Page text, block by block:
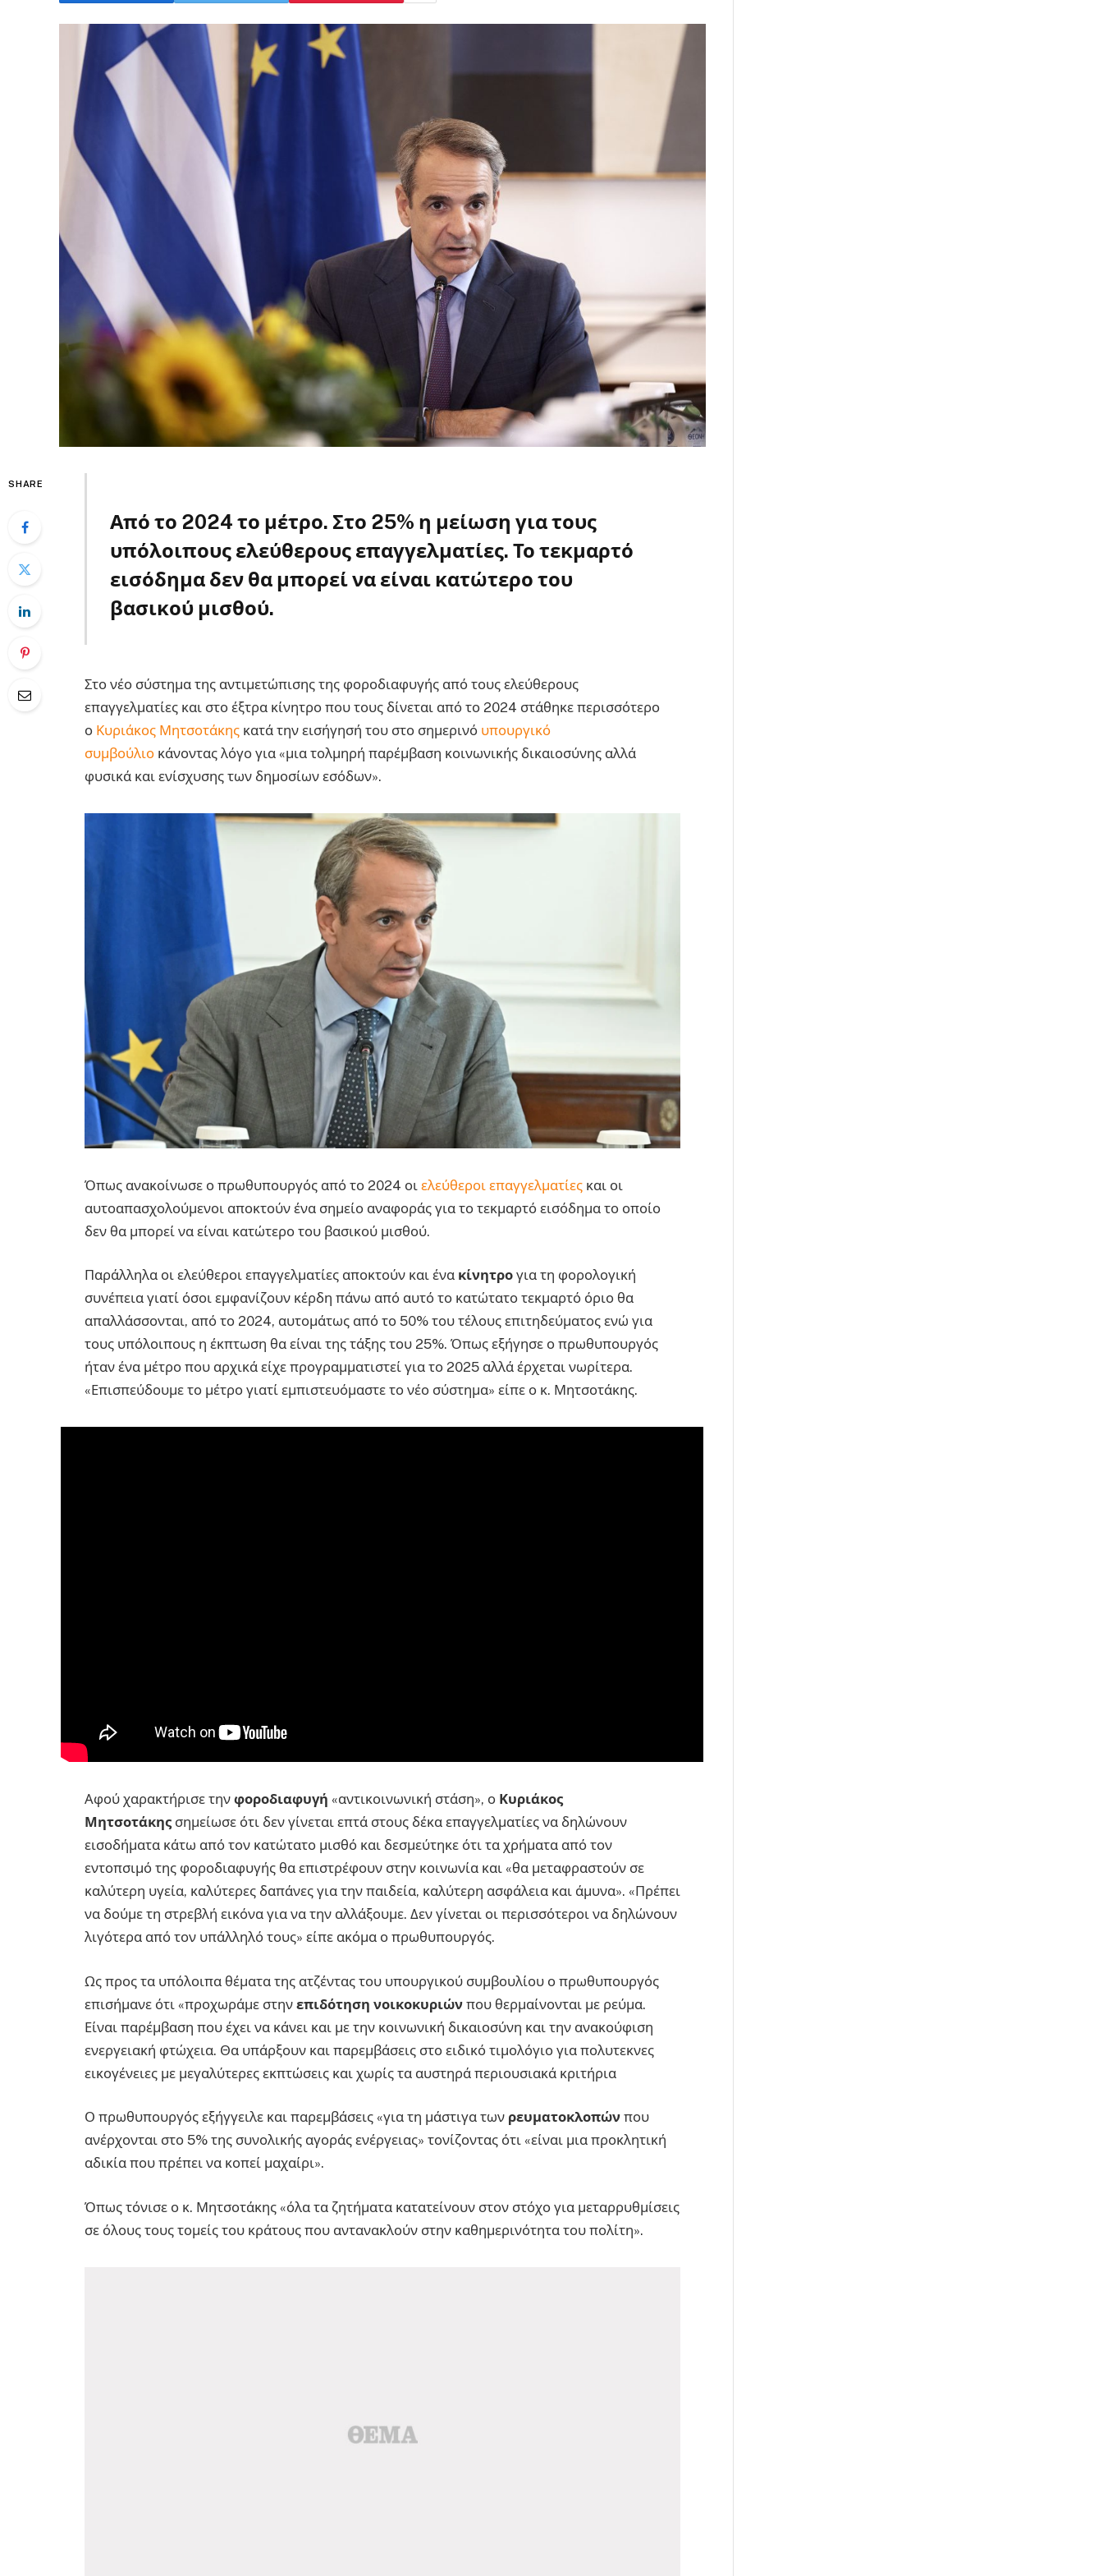
SHARE
Από το 2024 το μέτρο. Στο 25% η μείωση για τους
υπόλοιπους ελεύθερους επαγγελματίες. Το τεκμαρτό
εισόδημα δεν θα μπορεί να είναι κατώτερο του
βασικού μισθού.
Στο νέο σύστημα της αντιμετώπισης της φοροδιαφυγής από τους ελεύθερους
επαγγελματίες και στο έξτρα κίνητρο που τους δίνεται από το 2024 στάθηκε περισσότερο
ο Κυριάκος Μητσοτάκης κατά την εισήγησή του στο σημερινό υπουργικό
συμβούλιο κάνοντας λόγο για «μια τολμηρή παρέμβαση κοινωνικής δικαιοσύνης αλλά
φυσικά και ενίσχυσης των δημοσίων εσόδων».
Όπως ανακοίνωσε ο πρωθυπουργός από το 2024 οι ελεύθεροι επαγγελματίες και οι
αυτοαπασχολούμενοι αποκτούν ένα σημείο αναφοράς για το τεκμαρτό εισόδημα το οποίο
δεν θα μπορεί να είναι κατώτερο του βασικού μισθού.
Παράλληλα οι ελεύθεροι επαγγελματίες αποκτούν και ένα κίνητρο για τη φορολογική
συνέπεια γιατί όσοι εμφανίζουν κέρδη πάνω από αυτό το κατώτατο τεκμαρτό όριο θα
απαλλάσσονται, από το 2024, αυτομάτως από το 50% του τέλους επιτηδεύματος ενώ για
τους υπόλοιπους η έκπτωση θα είναι της τάξης του 25%. Όπως εξήγησε ο πρωθυπουργός
ήταν ένα μέτρο που αρχικά είχε προγραμματιστεί για το 2025 αλλά έρχεται νωρίτερα.
«Επισπεύδουμε το μέτρο γιατί εμπιστευόμαστε το νέο σύστημα» είπε ο κ. Μητσοτάκης.
Αφού χαρακτήρισε την φοροδιαφυγή «αντικοινωνική στάση», ο Κυριάκος
Μητσοτάκης σημείωσε ότι δεν γίνεται επτά στους δέκα επαγγελματίες να δηλώνουν
εισοδήματα κάτω από τον κατώτατο μισθό και δεσμεύτηκε ότι τα χρήματα από τον
εντοπσιμό της φοροδιαφυγής θα επιστρέφουν στην κοινωνία και «θα μεταφραστούν σε
καλύτερη υγεία, καλύτερες δαπάνες για την παιδεία, καλύτερη ασφάλεια και άμυνα». «Πρέπει
να δούμε τη στρεβλή εικόνα για να την αλλάξουμε. Δεν γίνεται οι περισσότεροι να δηλώνουν
λιγότερα από τον υπάλληλό τους» είπε ακόμα ο πρωθυπουργός.
Ως προς τα υπόλοιπα θέματα της ατζέντας του υπουργικού συμβουλίου ο πρωθυπουργός
επισήμανε ότι «προχωράμε στην επιδότηση νοικοκυριών που θερμαίνονται με ρεύμα.
Είναι παρέμβαση που έχει να κάνει και με την κοινωνική δικαιοσύνη και την ανακούφιση
ενεργειακή φτώχεια. Θα υπάρξουν και παρεμβάσεις στο ειδικό τιμολόγιο για πολυτεκνες
εικογένειες με μεγαλύτερες εκπτώσεις και χωρίς τα αυστηρά περιουσιακά κριτήρια
Ο πρωθυπουργός εξήγγειλε και παρεμβάσεις «για τη μάστιγα των ρευματοκλοπών που
ανέρχονται στο 5% της συνολικής αγοράς ενέργειας» τονίζοντας ότι «είναι μια προκλητική
αδικία που πρέπει να κοπεί μαχαίρι».
Όπως τόνισε ο κ. Μητσοτάκης «όλα τα ζητήματα κατατείνουν στον στόχο για μεταρρυθμίσεις
σε όλους τους τομείς του κράτους που αντανακλούν στην καθημερινότητα του πολίτη».